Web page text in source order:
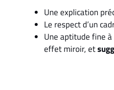
Une explication
Le respect d’un
Une aptitude fine à
effet miroir, et